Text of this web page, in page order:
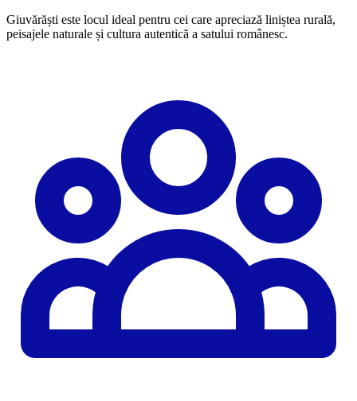
Giuvărăști este locul ideal pentru cei care apreciază liniștea rurală,
peisajele naturale și cultura autentică a satului românesc.